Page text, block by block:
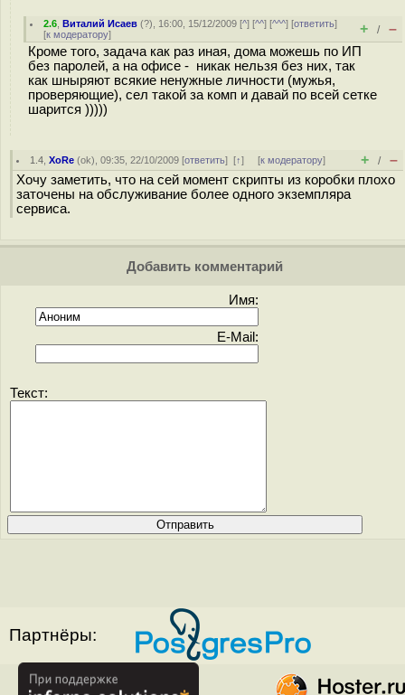
2.6 ,Виталий Исаев (?), 16:00, 15/12/2009 [^] [^^] [^^^] [ответить]
[к модератору] + / –
Кроме того, задача как раз иная, дома можешь по ИП
без паролей, а на офисе - никак нельзя без них, так
как шныряют всякие ненужные личности (мужья,
проверяющие), сел такой за комп и давай по всей сетке
шарится )))))
1.4 ,XoRe (ok), 09:35, 22/10/2009 [ответить][↑] [к модератору] + / –
Хочу заметить, что на сей момент скрипты из коробки плохо
заточены на обслуживание более одного экземпляра
сервиса.
Добавить комментарий
Имя:
E-Mail:
Текст:
Партнёры: